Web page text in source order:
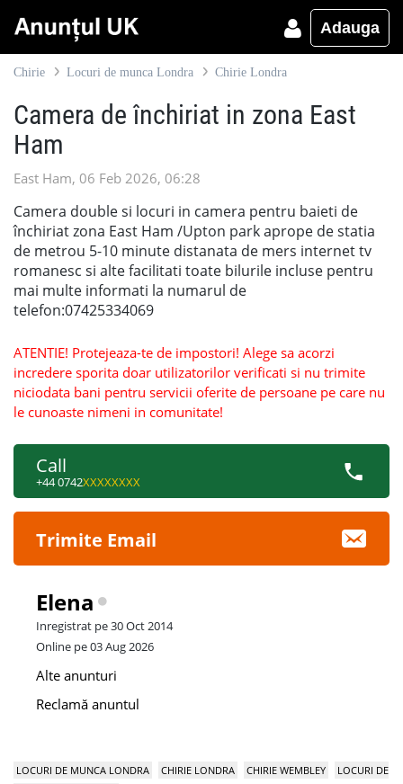
Adauga
Chirie Locuri de munca Londra Chirie Londra
Camera de închiriat in zona East
Ham
East Ham, 06 Feb 2026, 06:28
Camera double si locuri in camera pentru baieti de
închiriat zona East Ham /Upton park aprope de statia
de metrou 5-10 minute distanata de mers internet tv
romanesc si alte facilitati toate bilurile incluse pentru
mai multe informati la numarul de
telefon:07425334069
ATENTIE! Protejeaza-te de impostori! Alege sa acorzi
incredere sporita doar utilizatorilor verificati si nu trimite
niciodata bani pentru servicii oferite de persoane pe care nu
le cunoaste nimeni in comunitate!
Call
+44 0742XXXXXXXX
Trimite Email
Elena
Inregistrat pe 30 Oct 2014
Online pe 03 Aug 2026
Alte anunturi
Reclamă anuntul
LOCURI DE MUNCA LONDRA CHIRIE LONDRA CHIRIE WEMBLEY
LOCURI DE